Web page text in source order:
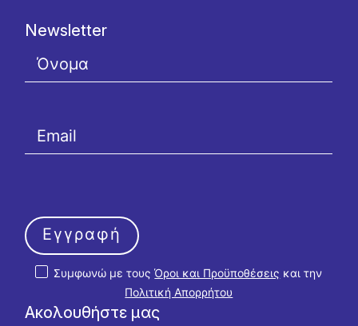
Ακολουθήστε μας
Newsletter
Συμφωνώ με τουςΌροι και Προϋποθέσεις και την
Πολιτική Απορρήτου
Εγγραφή